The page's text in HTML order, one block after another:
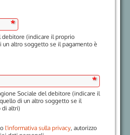
debitore (indicare il proprio
un altro soggetto se il pagamento è
Sociale del debitore (indicare il
di un altro soggetto se il
di altri)
l'informativa sulla privacy, autorizzo